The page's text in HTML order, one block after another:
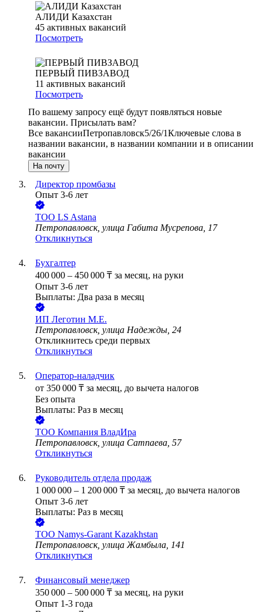
АЛИДИ Казахстан
45 активных вакансий
Посмотреть
ПЕРВЫЙ ПИВЗАВОД
11 активных вакансий
Посмотреть
По вашему запросу ещё будут появляться новые
вакансии. Присылать вам?
Все вакансииПетропавловск5/26/1Ключевые слова в
названии вакансии, в названии компании и в описании
вакансии
На почту
Директор промбазы
Опыт 3-6 лет
ТОО LS Astana
Петропавловск, улица Габита Мусрепова, 17
Откликнуться
Бухгалтер
400 000 – 450 000 ₸ за месяц, на руки
Опыт 3-6 лет
Выплаты: Два раза в месяц
ИП Леготин М.Е.
Петропавловск, улица Надежды, 24
Откликнитесь среди первых
Откликнуться
Оператор-наладчик
от 350 000 ₸ за месяц, до вычета налогов
Без опыта
Выплаты: Раз в месяц
ТОО Компания ВладИра
Петропавловск, улица Сатпаева, 57
Откликнуться
Руководитель отдела продаж
1 000 000 – 1 200 000 ₸ за месяц, до вычета налогов
Опыт 3-6 лет
Выплаты: Раз в месяц
ТОО Namys-Garant Kazakhstan
Петропавловск, улица Жамбыла, 141
Откликнуться
Финансовый менеджер
350 000 – 500 000 ₸ за месяц, на руки
Опыт 1-3 года